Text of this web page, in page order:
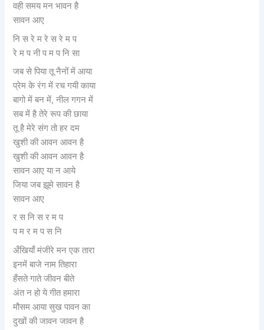
वही समय मन भावन है
सावन आए
नि स रे म रे स रे म प
रे म प नी प म प नि सा
जब से पिया तू नैनों में आया
प्रेम के रंग में रच गयी काया
बागो में बन में, नील गगन में
सब में है तेरे रूप की छाया
तू है मेरे संग तो हर दम
खुशी की आवन आवन है
खुशी की आवन आवन है
सावन आए या न आये
जिया जब झूमे सावन है
सावन आए
र स नि स र म प
प म र म प स नि
अँखियाँ मंजीरे मन एक तारा
इनमें बाजे नाम तिहारा
हँसते गाते जीवन बीते
अंत न हो ये गीत हमारा
मौसम आया सुख पावन का
दुखों की जावन जावन है